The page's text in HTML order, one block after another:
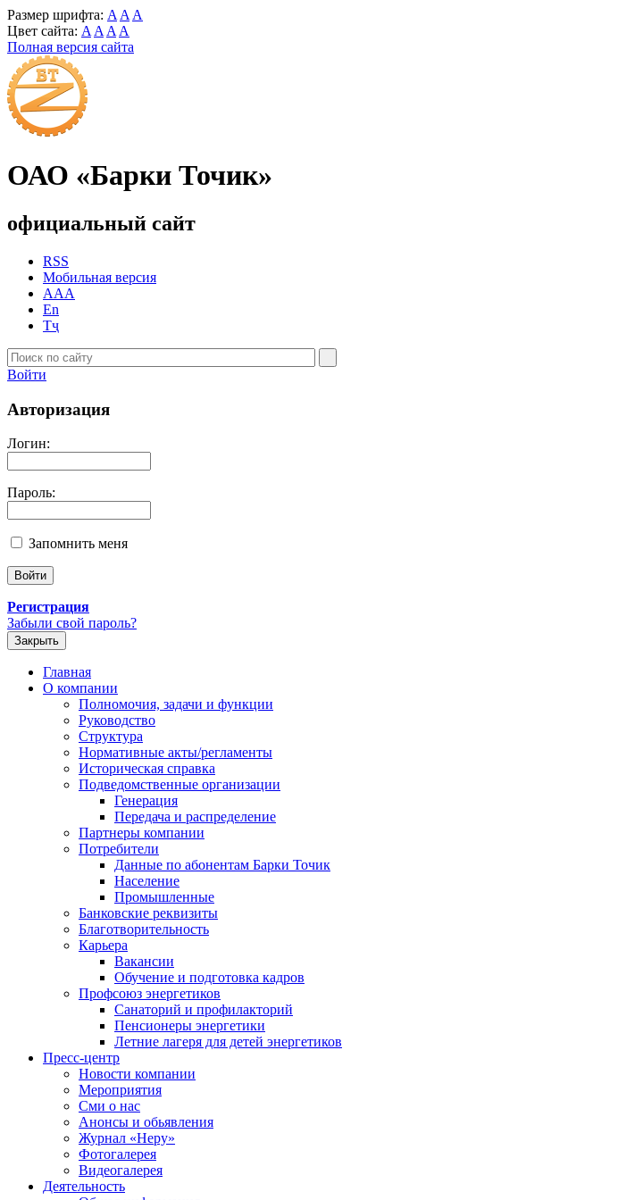
Размер шрифта: A A A
Цвет сайта: A A A A
Полная версия сайта
ОАО «Барки Точик»
официальный сайт
RSS
Мобильная версия
AAA
En
Тҷ
Войти
Авторизация
Логин:
Пароль:
Запомнить меня
Регистрация
Забыли свой пароль?
Закрыть
Главная
О компании
Полномочия, задачи и функции
Руководство
Структура
Нормативные акты/регламенты
Историческая справка
Подведомственные организации
Генерация
Передача и распределение
Партнеры компании
Потребители
Данные по абонентам Барки Точик
Население
Промышленные
Банковские реквизиты
Благотворительность
Карьера
Вакансии
Обучение и подготовка кадров
Профсоюз энергетиков
Санаторий и профилакторий
Пенсионеры энергетики
Летние лагеря для детей энергетиков
Пресс-центр
Новости компании
Мероприятия
Сми о нас
Анонсы и обьявления
Журнал «Неру»
Фотогалерея
Видеогалерея
Деятельность